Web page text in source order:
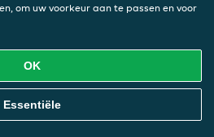
Eten Bestellen
om uw voorkeur aan te passen en voor
OK
Essentiële